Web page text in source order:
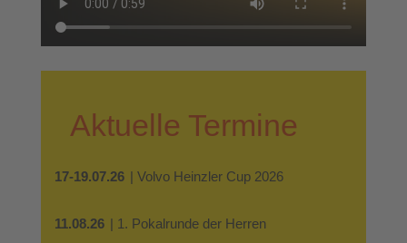
Aktuelle Termine
17-19.07.26 | Volvo Heinzler Cup 2026
11.08.26 | 1. Pokalrunde der Herren